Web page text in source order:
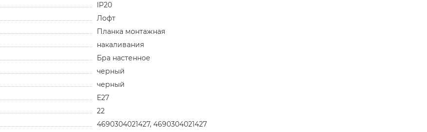
IP20
Лофт
Планка монтажная
накаливания
Бра настенное
черный
черный
E27
22
4690304021427, 4690304021427